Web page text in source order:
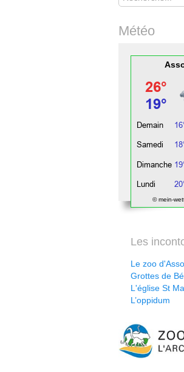
Météo
© mein-
Les
Le zoo
Grottes de
L'église St
L’oppidum